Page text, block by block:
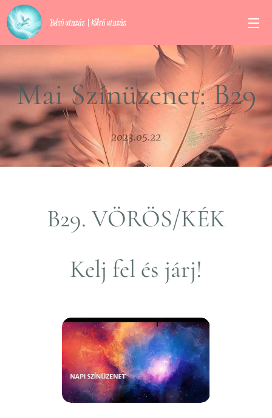
Belső utazás | Külső utazás
Mai Színüzenet: B29
2023.05.22
B29. VÖRÖS/KÉK
Kelj fel és járj!